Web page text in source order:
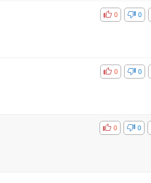
비공감 0
0
비공감 0
0
비공감 0
0